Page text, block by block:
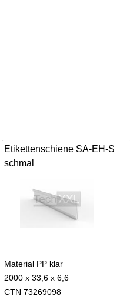
Etikettenschiene SA-EH-S
schmal
Material PP klar
2000 x 33,6 x 6,6
CTN 73269098